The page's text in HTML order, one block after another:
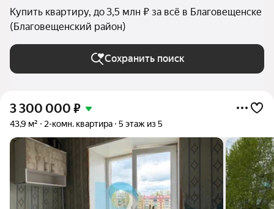
Купить квартиру, до 3,5 млн ₽ за всё в Благовещенске
(Благовещенский район)
Сохранить поиск
3 300 000 ₽
43,9 м² 2-комн. квартира 5 этаж из 5